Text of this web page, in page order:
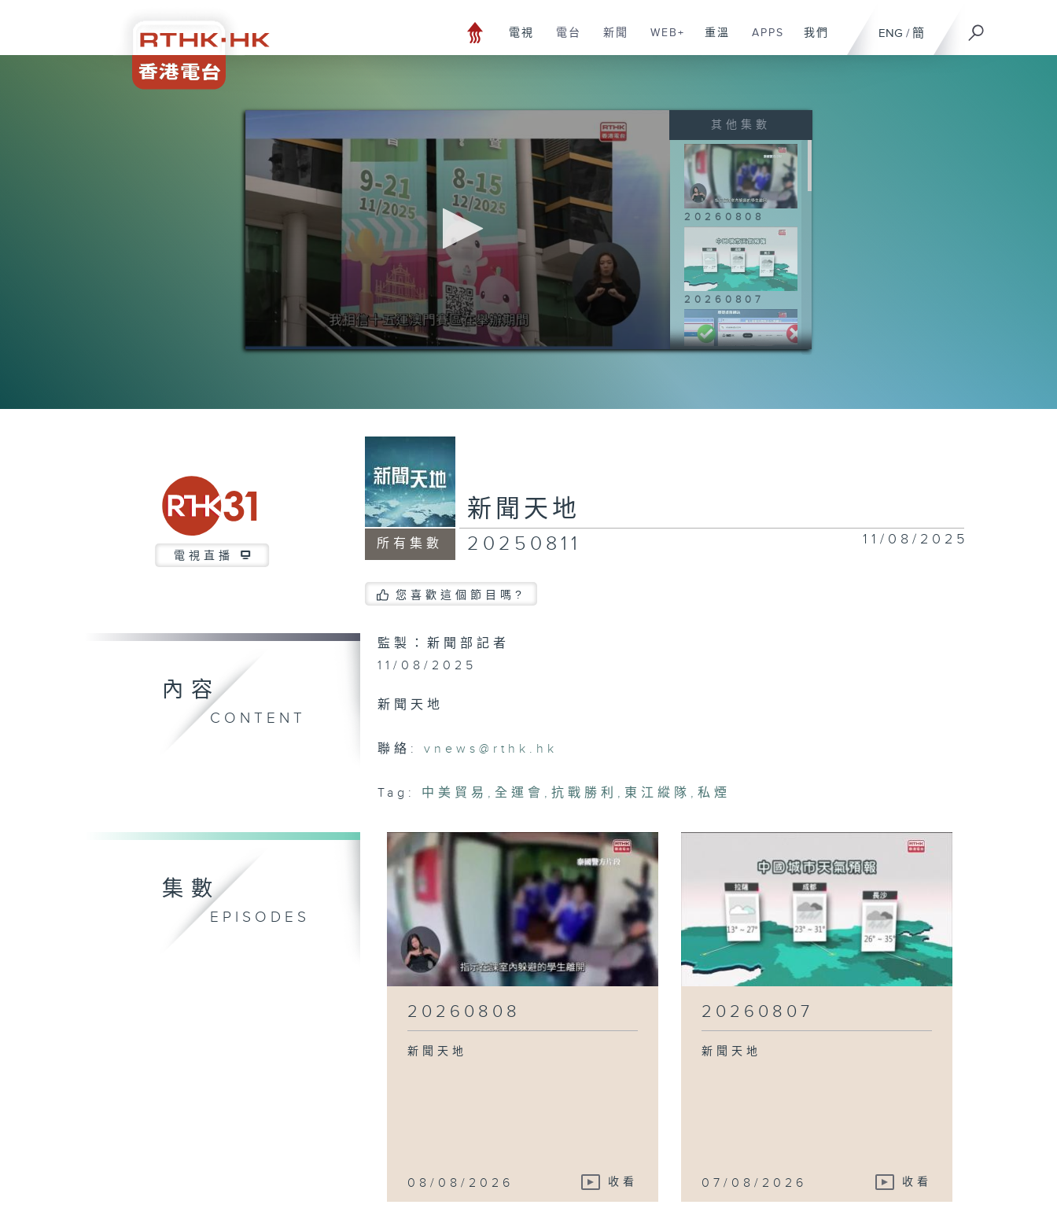
ENG / 簡
電視 電台 新聞 WEB+ 重溫 APPS 我們
0
其他集數
20260808
20260807
20260801
20260731
20260730
電視直播
所有集數
新聞天地
20250811 11/08/2025
您喜歡這個節目嗎?
內容
CONTENT
監製：新聞部記者
11/08/2025
新聞天地
聯絡:vnews@rthk.hk
Tag: 中美貿易 ,全運會 ,抗戰勝利 , 東江縱隊 ,私煙
集數
EPISODES
20260808
新聞天地
08/08/2026 收看
20260807
新聞天地
07/08/2026 收看